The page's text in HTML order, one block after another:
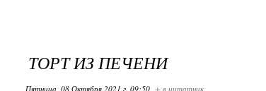
ТОРТ ИЗ ПЕЧЕНИ
Пятница, 08 Октября 2021 г. 09:50 + в цитатник